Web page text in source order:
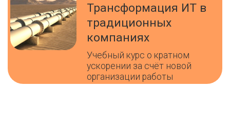
Трансформация ИТ в
традиционных
компаниях
Учебный курс о кратном
ускорении за счёт новой
организации работы